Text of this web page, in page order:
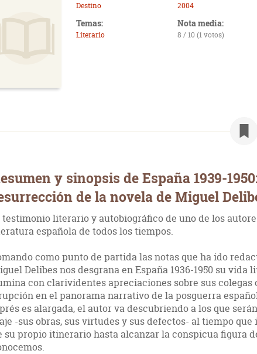
Destino 2004
Temas:
Literario
Nota media:
8 / 10 (1 votos)
y sinopsis de España 1939-
de la novela de Miguel
testimonio literario y autobiográfico de uno de los
española de todos los tiempos.
como punto de partida las notas que ha ido
Delibes nos desgrana en España 1936-1950 su vida
con clarividentes apreciaciones sobre sus colegas
en el panorama narrativo de la posguerra
es alargada, el autor va descubriendo a los que
-sus obras, sus virtudes y sus defectos- al tiempo
su propio itinerario hasta alcanzar la conspicua figura